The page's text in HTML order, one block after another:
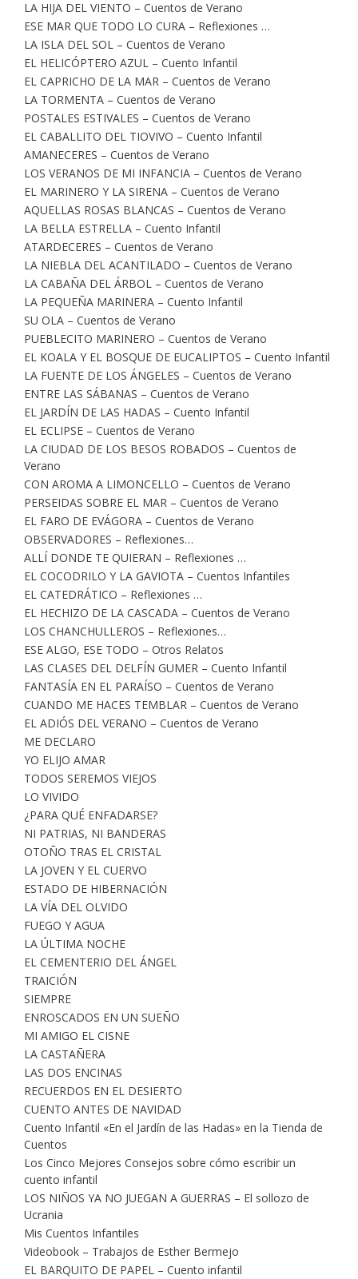
LA HIJA DEL VIENTO – Cuentos de Verano
ESE MAR QUE TODO LO CURA – Reflexiones …
LA ISLA DEL SOL – Cuentos de Verano
EL HELICÓPTERO AZUL – Cuento Infantil
EL CAPRICHO DE LA MAR – Cuentos de Verano
LA TORMENTA – Cuentos de Verano
POSTALES ESTIVALES – Cuentos de Verano
EL CABALLITO DEL TIOVIVO – Cuento Infantil
AMANECERES – Cuentos de Verano
LOS VERANOS DE MI INFANCIA – Cuentos de Verano
EL MARINERO Y LA SIRENA – Cuentos de Verano
AQUELLAS ROSAS BLANCAS – Cuentos de Verano
LA BELLA ESTRELLA – Cuento Infantil
ATARDECERES – Cuentos de Verano
LA NIEBLA DEL ACANTILADO – Cuentos de Verano
LA CABAÑA DEL ÁRBOL – Cuentos de Verano
LA PEQUEÑA MARINERA – Cuento Infantil
SU OLA – Cuentos de Verano
PUEBLECITO MARINERO – Cuentos de Verano
EL KOALA Y EL BOSQUE DE EUCALIPTOS – Cuento Infantil
LA FUENTE DE LOS ÁNGELES – Cuentos de Verano
ENTRE LAS SÁBANAS – Cuentos de Verano
EL JARDÍN DE LAS HADAS – Cuento Infantil
EL ECLIPSE – Cuentos de Verano
LA CIUDAD DE LOS BESOS ROBADOS – Cuentos de
Verano
CON AROMA A LIMONCELLO – Cuentos de Verano
PERSEIDAS SOBRE EL MAR – Cuentos de Verano
EL FARO DE EVÁGORA – Cuentos de Verano
OBSERVADORES – Reflexiones…
ALLÍ DONDE TE QUIERAN – Reflexiones …
EL COCODRILO Y LA GAVIOTA – Cuentos Infantiles
EL CATEDRÁTICO – Reflexiones …
EL HECHIZO DE LA CASCADA – Cuentos de Verano
LOS CHANCHULLEROS – Reflexiones…
ESE ALGO, ESE TODO – Otros Relatos
LAS CLASES DEL DELFÍN GUMER – Cuento Infantil
FANTASÍA EN EL PARAÍSO – Cuentos de Verano
CUANDO ME HACES TEMBLAR – Cuentos de Verano
EL ADIÓS DEL VERANO – Cuentos de Verano
ME DECLARO
YO ELIJO AMAR
TODOS SEREMOS VIEJOS
LO VIVIDO
¿PARA QUÉ ENFADARSE?
NI PATRIAS, NI BANDERAS
OTOÑO TRAS EL CRISTAL
LA JOVEN Y EL CUERVO
ESTADO DE HIBERNACIÓN
LA VÍA DEL OLVIDO
FUEGO Y AGUA
LA ÚLTIMA NOCHE
EL CEMENTERIO DEL ÁNGEL
TRAICIÓN
SIEMPRE
ENROSCADOS EN UN SUEÑO
MI AMIGO EL CISNE
LA CASTAÑERA
LAS DOS ENCINAS
RECUERDOS EN EL DESIERTO
CUENTO ANTES DE NAVIDAD
Cuento Infantil «En el Jardín de las Hadas» en la Tienda de
Cuentos
Los Cinco Mejores Consejos sobre cómo escribir un
cuento infantil
LOS NIÑOS YA NO JUEGAN A GUERRAS – El sollozo de
Ucrania
Mis Cuentos Infantiles
Videobook – Trabajos de Esther Bermejo
EL BARQUITO DE PAPEL – Cuento infantil